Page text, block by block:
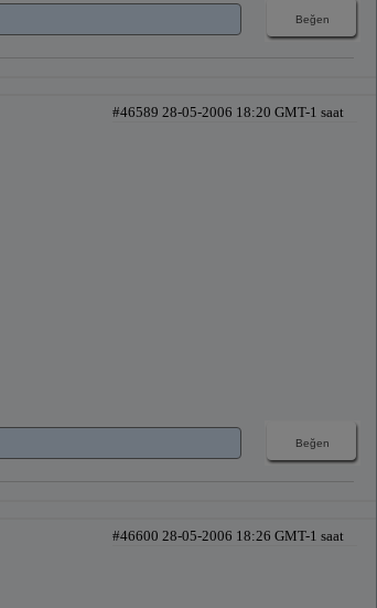
#46589 28-05-2006 18:20 GMT-1 saat
#46600 28-05-2006 18:26 GMT-1 saat